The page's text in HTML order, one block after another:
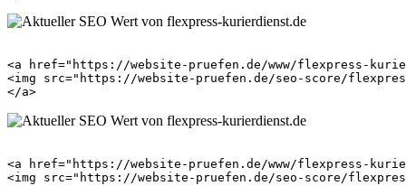
<a href="https://website-pruefen.de/www/flexpress-
<img src="https://website-pruefen.de/seo-score/
<a href="https://website-pruefen.de/www/flexpress-
<img src="https://website-pruefen.de/seo-score/